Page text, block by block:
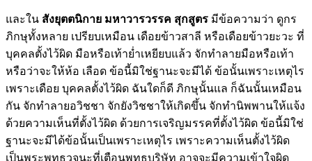
และใน สังยุตตนิกาย มหาวารวรรค สุกสูตร มีข้อความว่า ดูกร
ภิกษุทั้งหลาย เปรียบเหมือน เดือยข้าวสาลี หรือเดือยข้าวยะวะ ที่
บุคคลตั้งไว้ผิด มือหรือเท้าย่ำเหยียบแล้ว จักทำลายมือหรือเท้า
หรือว่าจะให้ห้อ เลือด ข้อนี้มิใช่ฐานะจะมีได้ ข้อนั้นเพราะเหตุไร
เพราะเดือย บุคคลตั้งไว้ผิด ฉันใดก็ดี ภิกษุนั้นแล ก็ฉันนั้นเหมือน
กัน จักทำลายอวิชชา จักยังวิชชาให้เกิดขึ้น จักทำนิพพานให้แจ้ง
ด้วยความเห็นที่ตั้งไว้ผิด ด้วยการเจริญมรรคที่ตั้งไว้ผิด ข้อนี้มิใช่
ฐานะจะมีได้ข้อนั้นเป็นเพราะเหตุไร เพราะความเห็นตั้งไว้ผิด
เป็นพระพุทธวจนะที่เตือนพุทธบริษัท อาจจะมีความเข้าใจผิด